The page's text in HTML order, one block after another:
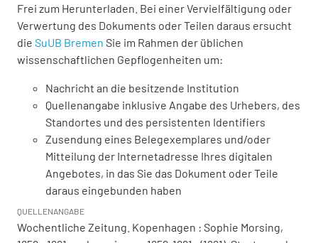
Frei zum Herunterladen. Bei einer Vervielfältigung oder
Verwertung des Dokuments oder Teilen daraus ersucht
die SuUB Bremen Sie im Rahmen der üblichen
wissenschaftlichen Gepflogenheiten um:
Nachricht an die besitzende Institution
Quellenangabe inklusive Angabe des Urhebers, des
Standortes und des persistenten Identifiers
Zusendung eines Belegexemplares und/oder
Mitteilung der Internetadresse Ihres digitalen
Angebotes, in das Sie das Dokument oder Teile
daraus eingebunden haben
QUELLENANGABE
Wochentliche Zeitung. Kopenhagen : Sophie Morsing,